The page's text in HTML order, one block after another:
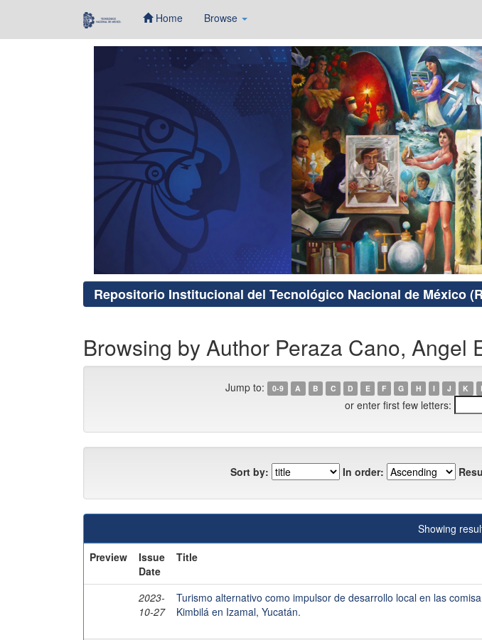
Home Browse
Repositorio Institucional del Tecnológico Nacional de México
Browsing by Author Peraza Cano, Angel
Jump to: 0-9 A B C D E F G H I J K
or enter first few letters:
Sort by: In order:
Showing
Preview
Issue
Date
Title
2023-
10-27
Turismo alternativo como impulsor de desarrollo local en las
Kimbilá en Izamal, Yucatán.